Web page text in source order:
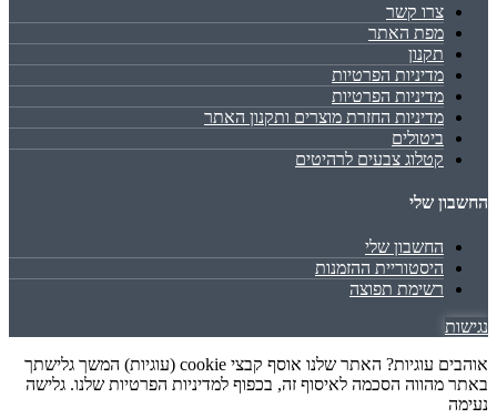
צרו קשר
מפת האתר
תקנון
מדיניות הפרטיות
מדיניות הפרטיות
מדיניות החזרת מוצרים ותקנון האתר
ביטולים
קטלוג צבעים לרהיטים
החשבון שלי
החשבון שלי
היסטוריית ההזמנות
רשימת תפוצה
נגישות
אוהבים עוגיות? האתר שלנו אוסף קבצי cookie (עוגיות) המשך גלישתך
באתר מהווה הסכמה לאיסוף זה, בכפוף למדיניות הפרטיות שלנו. גלישה
נעימה